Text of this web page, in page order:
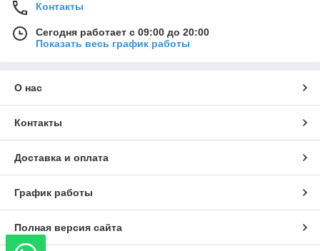
Контакты
Сегодня работает с 09:00 до 20:00
Показать весь график работы
О нас
Контакты
Доставка и оплата
График работы
Полная версия сайта